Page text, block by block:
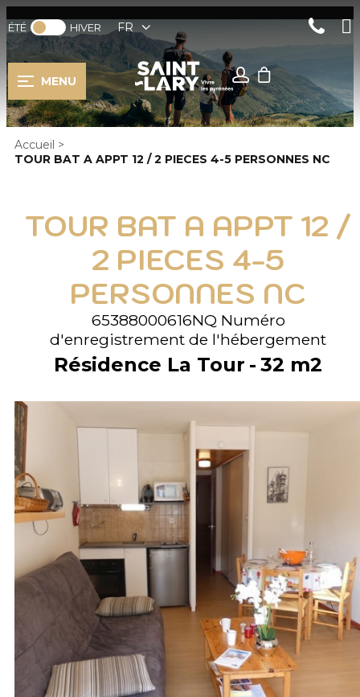
ÉTÉ HIVER FR
MENU
Accueil >
TOUR BAT A APPT 12 / 2 PIECES 4-5 PERSONNES NC
TOUR BAT A APPT 12 /
2 PIECES 4-5
PERSONNES NC
65388000616NQ Numéro
d'enregistrement de l'hébergement
Résidence La Tour 32 m2